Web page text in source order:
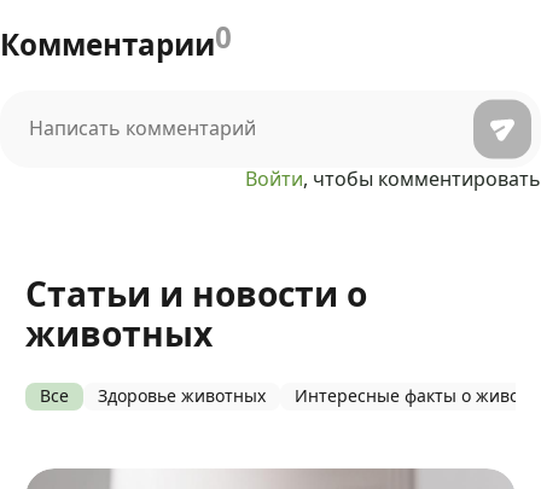
Комментарии0
Войти, чтобы комментировать
Статьи и новости о
животных
Все Здоровье животных Интересные факты о